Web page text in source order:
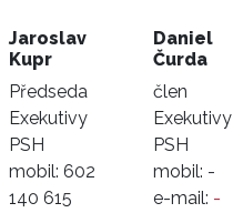
Jaroslav
Kupr
Předseda
Exekutivy
PSH
mobil: 602
140 615
Daniel
Čurda
člen
Exekutivy
PSH
mobil: -
e-mail: -